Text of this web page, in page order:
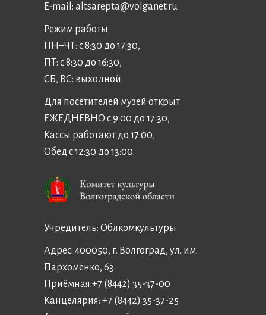
E-mail: altsarepta@volganet.ru
Режим работы:
ПН–ЧТ: с 8:30 до 17:30,
ПТ: с 8:30 до 16:30,
СБ, ВС: выходной.
Для посетителей музей открыт
ЕЖЕДНЕВНО с 9:00 до 17:30,
Кассы работают до 17:00,
Обед с 12:30 до 13:00.
Учредитель: Облкомкультуры
Адрес: 400050, г. Волгоград, ул. им.
Пархоменко, 63.
Приёмная:+7 (8442) 35-37-00
Канцелярия: +7 (8442) 35-37-25